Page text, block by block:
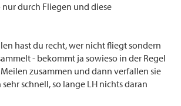
durch Fliegen und diese
hast du recht, wer nicht fliegt sondern
- bekommt ja sowieso in der Regel
zusammen und dann verfallen sie
schnell, so lange LH nichts daran